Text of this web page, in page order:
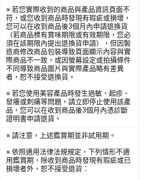
※ 若您實際收到的商品與產品資訊頁面不
符，或您收到商品時發現有瑕疵或損壞，
您可以在收到商品後3個月內申請退換貨
（若商品標有賞味期限或有效期限，您必
須在該期限內提出退換貨申請），但因製
造商修改商品包裝導致頁面顯示內容與實
際商品不一致，或因螢幕設定或拍攝條件
不同導致商品圖片與實際產品略有差異
者，恕不接受退換貨。
※ 若您使用美容產品時發生過敏、起疹、
發癢或刺痛等問題，請立即停止使用該產
品，您可以在收到商品後3個月內憑診斷
證明書申請退貨。
※ 請注意，上述鑑賞期並非試用期。
※ 依照適用法律法規規定，下列情形不適
用鑑賞期，除收到商品時發現有瑕疵或已
損壞者外，恕不接受退貨：